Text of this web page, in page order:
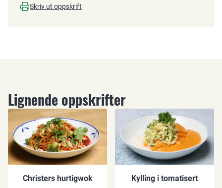
Skriv ut oppskrift
Lignende oppskrifter
Christers hurtigwok
Kylling i tomatisert